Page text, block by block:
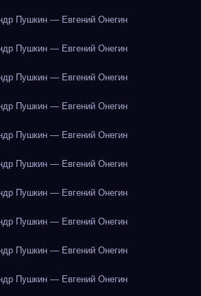
Пушкин — Евгений Онегин
Пушкин — Евгений Онегин
Пушкин — Евгений Онегин
Пушкин — Евгений Онегин
Пушкин — Евгений Онегин
Пушкин — Евгений Онегин
Пушкин — Евгений Онегин
Пушкин — Евгений Онегин
Пушкин — Евгений Онегин
Пушкин — Евгений Онегин